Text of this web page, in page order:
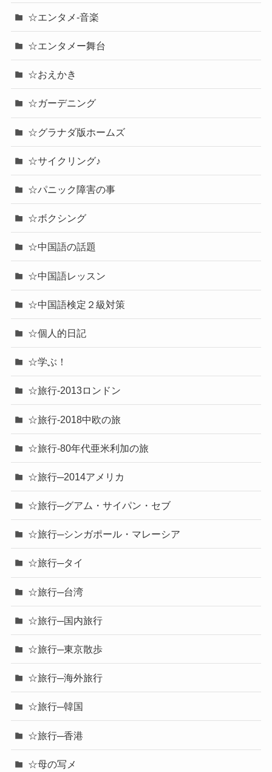
☆エンタメ-音楽
☆エンタメー舞台
☆おえかき
☆ガーデニング
☆グラナダ版ホームズ
☆サイクリング♪
☆パニック障害の事
☆ボクシング
☆中国語の話題
☆中国語レッスン
☆中国語検定２級対策
☆個人的日記
☆学ぶ！
☆旅行-2013ロンドン
☆旅行-2018中欧の旅
☆旅行-80年代亜米利加の旅
☆旅行─2014アメリカ
☆旅行─グアム・サイパン・セブ
☆旅行─シンガポール・マレーシア
☆旅行─タイ
☆旅行─台湾
☆旅行─国内旅行
☆旅行─東京散歩
☆旅行─海外旅行
☆旅行─韓国
☆旅行─香港
☆母の写メ